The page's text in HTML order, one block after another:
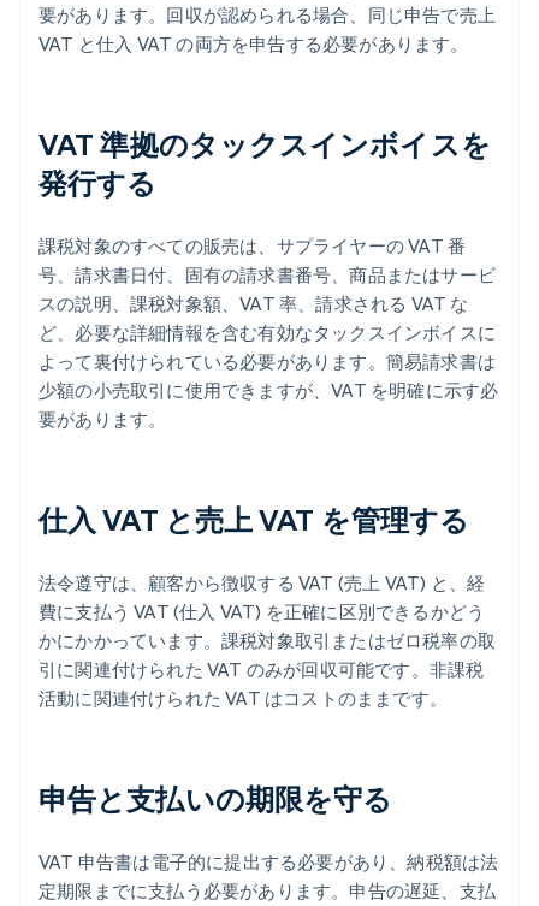
要があります。回収が認められる場合、同じ申告で売上
VAT と仕入 VAT の両方を申告する必要があります。
VAT 準拠のタックスインボイスを
発行する
課税対象のすべての販売は、サプライヤーの VAT 番
号、請求書日付、固有の請求書番号、商品またはサービ
スの説明、課税対象額、VAT 率、請求される VAT な
ど、必要な詳細情報を含む有効なタックスインボイスに
よって裏付けられている必要があります。簡易請求書は
少額の小売取引に使用できますが、VAT を明確に示す必
要があります。
仕入 VAT と売上 VAT を管理する
法令遵守は、顧客から徴収する VAT (売上 VAT) と、経
費に支払う VAT (仕入 VAT) を正確に区別できるかどう
かにかかっています。課税対象取引またはゼロ税率の取
引に関連付けられた VAT のみが回収可能です。非課税
活動に関連付けられた VAT はコストのままです。
申告と支払いの期限を守る
VAT 申告書は電子的に提出する必要があり、納税額は法
定期限までに支払う必要があります。申告の遅延、支払